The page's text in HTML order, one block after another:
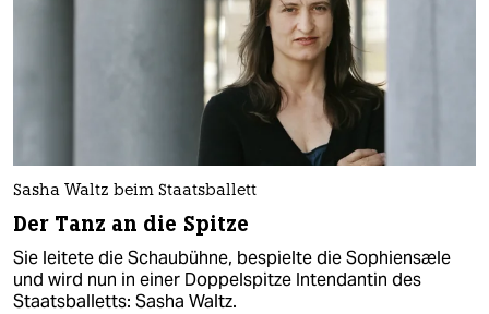
Sasha Waltz beim Staatsballett
Der Tanz an die Spitze
Sie leitete die Schaubühne, bespielte die Sophiensæle
und wird nun in einer Doppelspitze Intendantin des
Staatsballetts: Sasha Waltz.